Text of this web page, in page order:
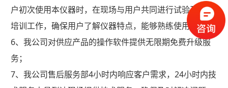
户初次使用本仪器时，在现场与用户共同进行试验及使用
培训工作，确保用户了解仪器特点，能够熟练使用仪器。
6、我公司对供应产品的操作软件提供无限期免费升级服
务；
7、我公司售后服务部4小时内响应客户需求，24小时内技